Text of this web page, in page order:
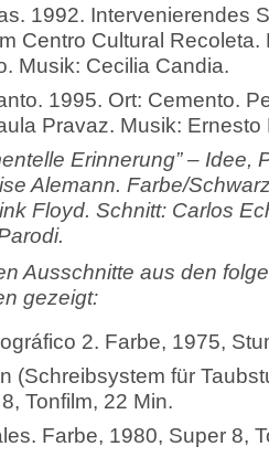
1992. Intervenierendes
Centro Cultural Recoleta.
Musik: Cecilia Candia.
1995. Ort: Cemento.
Pravaz. Musik: Ernesto
Erinnerung” – Idee,
Alemann. Farbe/
Floyd. Schnitt: Carlos
Ausschnitte aus den
gezeigt:
2. Farbe, 1975,
(Schreibsystem für
Tonfilm, 22 Min.
Farbe, 1980, Super 8,